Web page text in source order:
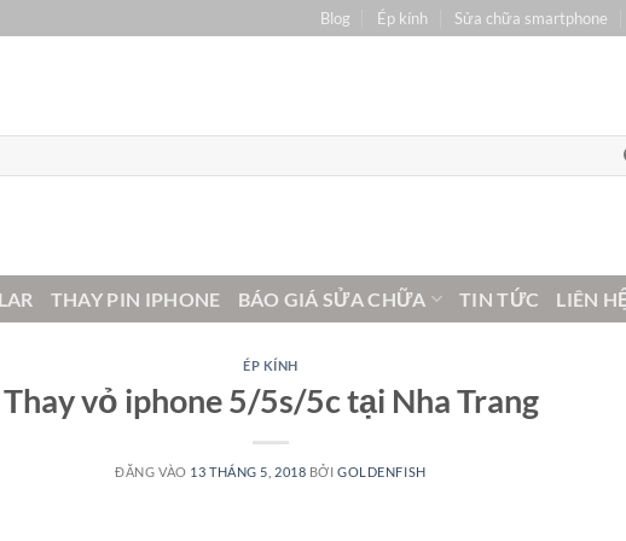
Blog Ép kính Sửa chữa smartphone
THAY PIN IPHONE BÁO GIÁ SỬA CHỮA TIN TỨC LIÊN
ÉP KÍNH
Thay vỏ iphone 5/5s/5c tại Nha Trang
ĐĂNG VÀO 13 THÁNG 5, 2018 BỞIGOLDENFISH